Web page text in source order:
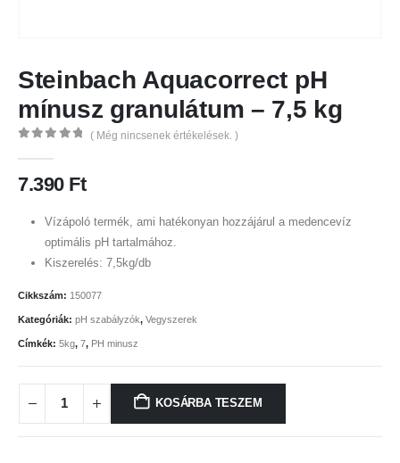
Steinbach Aquacorrect pH
mínusz granulátum – 7,5 kg
( Még nincsenek értékelések. )
7.390 Ft
Vízápoló termék, ami hatékonyan hozzájárul a medencevíz
optimális pH tartalmához.
Kiszerelés: 7,5kg/db
Cikkszám: 150077
Kategóriák: pH szabályzók, Vegyszerek
Címkék: 5kg, 7, PH minusz
KOSÁRBA TESZEM